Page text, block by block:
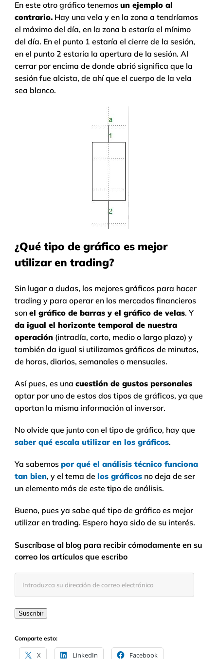
En este otro gráfico tenemos un ejemplo al
contrario. Hay una vela y en la zona a tendríamos
el máximo del día, en la zona b estaría el mínimo
del día. En el punto 1 estaría el cierre de la sesión,
en el punto 2 estaría la apertura de la sesión. Al
cerrar por encima de donde abrió significa que la
sesión fue alcista, de ahí que el cuerpo de la vela
sea blanco.
¿Qué tipo de gráfico es mejor
utilizar en trading?
Sin lugar a dudas, los mejores gráficos para hacer
trading y para operar en los mercados financieros
son el gráfico de barras y el gráfico de velas. Y
da igual el horizonte temporal de nuestra
operación (intradía, corto, medio o largo plazo) y
también da igual si utilizamos gráficos de minutos,
de horas, diarios, semanales o mensuales.
Así pues, es una cuestión de gustos personales
optar por uno de estos dos tipos de gráficos, ya que
aportan la misma información al inversor.
No olvide que junto con el tipo de gráfico, hay que
saber qué escala utilizar en los gráficos.
Ya sabemos por qué el análisis técnico funciona
tan bien, y el tema de los gráficos no deja de ser
un elemento más de este tipo de análisis.
Bueno, pues ya sabe qué tipo de gráfico es mejor
utilizar en trading. Espero haya sido de su interés.
Suscríbase al blog para recibir cómodamente en su
correo los artículos que escribo
de
correo
electrónico
Suscribir
Comparte esto:
X LinkedIn Facebook